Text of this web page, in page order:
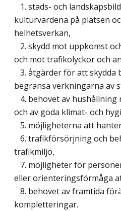
1. stads- och
kulturvärdena på platsen
helhetsverkan,
2. skydd mot uppkomst
och mot trafikolyckor och
3. åtgärder för att skydda
begränsa verkningarna av
4. behovet av hushållning
och av goda klimat- och
5. möjligheterna att
6. trafikförsörjning och
trafikmiljö,
7. möjligheter för
eller orienteringsförmåga
8. behovet av framtida
kompletteringar.